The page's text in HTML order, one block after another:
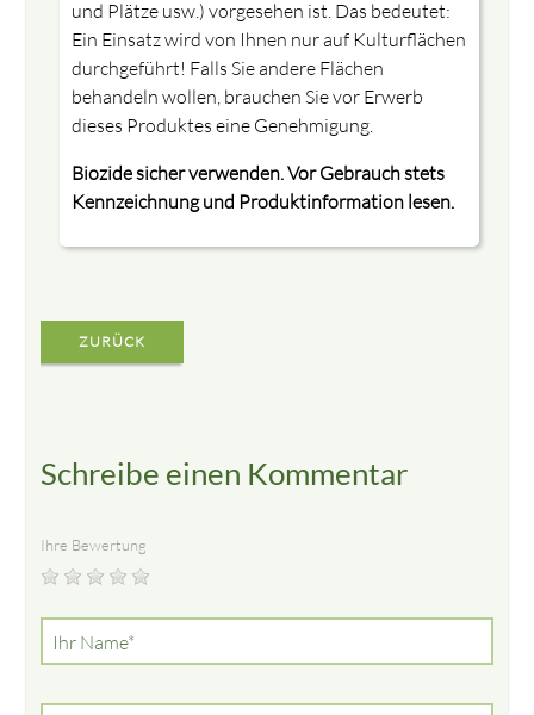
und Plätze usw.) vorgesehen ist. Das bedeutet:
Ein Einsatz wird von Ihnen nur auf Kulturflächen
durchgeführt! Falls Sie andere Flächen
behandeln wollen, brauchen Sie vor Erwerb
dieses Produktes eine Genehmigung.
Biozide sicher verwenden. Vor Gebrauch stets
Kennzeichnung und Produktinformation lesen.
ZURÜCK
Schreibe einen Kommentar
Ihre Bewertung
Pflichtfeld
Ihr Name*